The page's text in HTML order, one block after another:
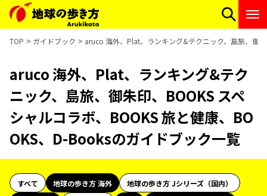
TOP ガイドブック aruco 海外、Plat、ランキング&テクニック、島旅、御
aruco 海外、Plat、ランキング&テク
ニック、島旅、御朱印、BOOKS スペ
シャルコラボ、BOOKS 旅と健康、BO
OKS、D-Booksのガイドブック一覧
すべて 地球の歩き方 海外
地球の歩き方 Jシリーズ（国内）